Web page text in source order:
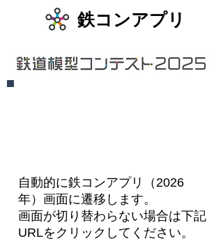
​鉄コンアプリ
自動的に鉄コンアプリ（2026
年）画面に遷移します。
​画面が切り替わらない場合は下記
URLをクリックしてください。